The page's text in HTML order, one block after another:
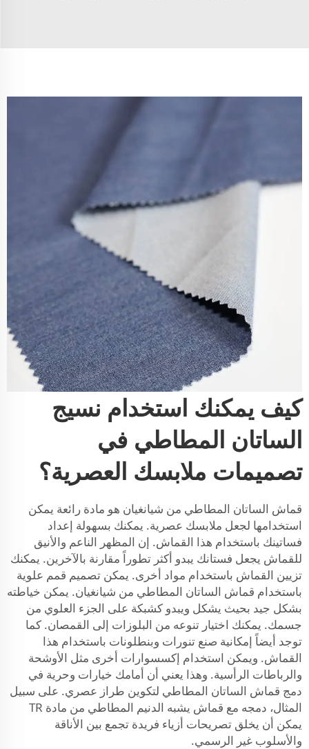
كيف يمكنك استخدام نسيج
الساتان المطاطي في
تصميمات ملابسك العصرية؟
قماش الساتان المطاطي من شيانغيان هو مادة رائعة يمكن
استخدامها لجعل ملابسك عصرية. يمكنك بسهولة إعداد
فساتينك باستخدام هذا القماش. إن المظهر الناعم والأنيق
للقماش يجعل فستانك يبدو أكثر تطوراً مقارنة بالآخرين. يمكنك
تزيين القماش باستخدام مواد أخرى. يمكن تصميم قمم علوية
باستخدام قماش الساتان المطاطي من شيانغيان. يمكن خياطته
بشكل جيد بحيث يشكل ويبدو كشبكة على الجزء العلوي من
جسمك. يمكنك اختيار تنوعه من البلوزات إلى القمصان. كما
توجد أيضاً إمكانية صنع تنورات وبنطلونات باستخدام هذا
القماش. ويمكن استخدام إكسسوارات أخرى مثل الأوشحة
والرباطات الرأسية. وهذا يعني أن أمامك خيارات وحرية في
دمج قماش الساتان المطاطي لتكوين طراز عصري. على سبيل
المثال، دمجه مع قماش يشبه الدنيم المطاطي من مادة TR
يمكن أن يخلق تصريحات أزياء فريدة تجمع بين الأناقة
والأسلوب غير الرسمي.